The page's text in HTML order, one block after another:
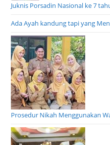
Juknis Porsadin Nasional ke 7
Ada Ayah kandung tapi yang
Prosedur Nikah Menggunakan